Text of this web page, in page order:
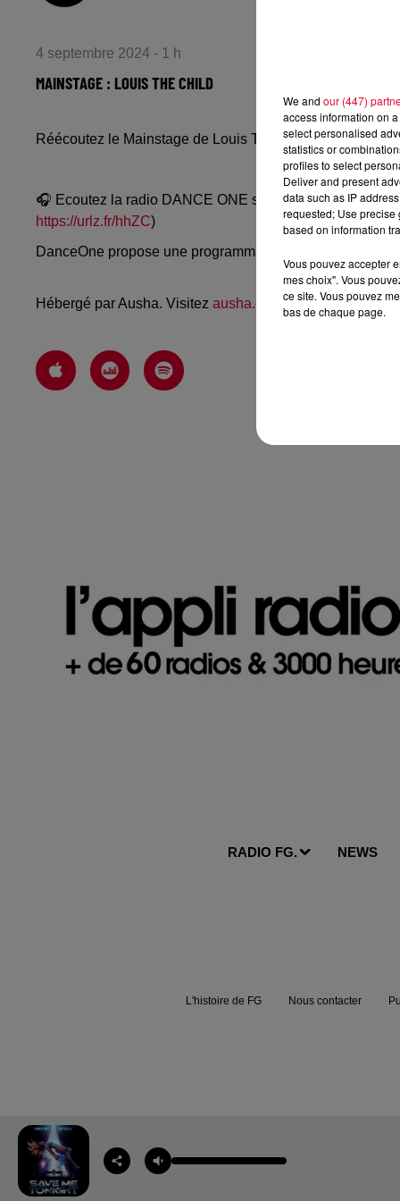
4 septembre 2024 - 1 h
MAINSTAGE : LOUIS THE CHILD
Réécoutez le Mainstage de Louis The Child du mardi 3
🎧 Ecoutez la radio DANCE ONE sur www.danceone.fr,
https://urlz.fr/hhZC)
DanceOne propose une programmation dance, EDM,
Hébergé par Ausha. Visitez ausha.co/politique-de-
RADIO FG. NEWS
L'histoire de FG Nous contacter
We and our (447)
access information on
select personalised
statistics or
profiles to select
Deliver and present
data such as IP
requested; Use precise
based on information
Vous pouvez accepter
mes choix". Vous
ce site. Vous pouvez
bas de chaque page.